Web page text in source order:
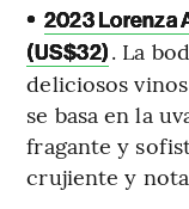
• 2023 Lorenza
(US$32). La
deliciosos
se basa en la
fragante y
crujiente y